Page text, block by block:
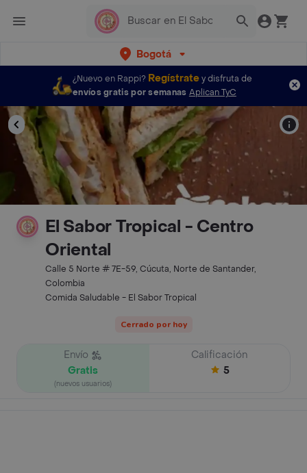
Bogotá
¿Nuevo en Rappi? Regístratey disfruta de
envíos gratis por semanas Aplican TyC
El Sabor Tropical - Centro
Oriental
Calle 5 Norte # 7E-59, Cúcuta, Norte de Santander,
Colombia
Comida Saludable - El Sabor Tropical
Cerrado por hoy
Envío
Gratis
(nuevos usuarios)
Calificación
5